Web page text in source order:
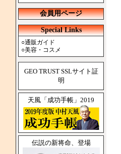
会員用ページ
Special Links
○通販ガイド
○美容・コスメ
GEO TRUST SSLサイト証
明
天風「成功手帳」2019
伝説の新将命、登場